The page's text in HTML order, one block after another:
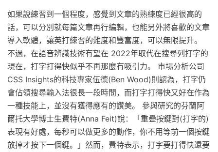
如果說練習到一個程度，感覺到文章的熟練度已經很高的
話，可以分別就每篇文章再行編輯，也能另外將喜歡的文章
導入軟體，讓英打練習的難度和豐富度，可以無限提升。
不過，在語音辨識技術有望在 2022年取代在搜尋列打字的
現在，打字打得快似乎不再那麼有吸引力。 市場分析公司
CSS Insights的科技專家伍德(Ben Wood)則認為，打字仍
會佔領搜尋輸入法很長一段時間，而打字打得快又好在作為
一種技能上，並沒有獲得應有的讚美。 參與研究的芬蘭阿
爾托大學博士生費特(Anna Feit)說：「重疊按鍵對(打字的)
表現有好處，每秒可以做更多的動作，你不用等前一個按鍵
放掉才按下一個鍵。」然而，費特表示，打字要打得快還要